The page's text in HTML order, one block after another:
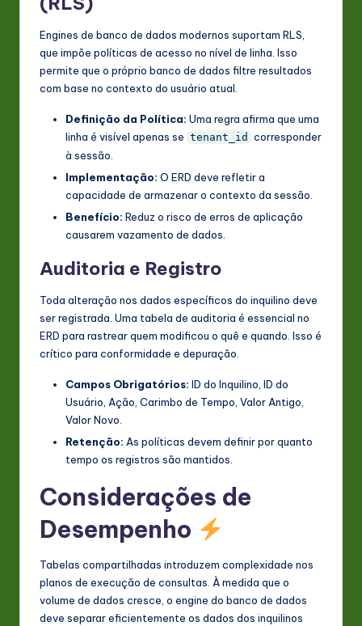
Engines de banco de dados modernos suportam RLS,
que impõe políticas de acesso no nível de linha. Isso
permite que o próprio banco de dados filtre resultados
com base no contexto do usuário atual.
Definição da Política: Uma regra afirma que uma
linha é visível apenas se tenant_id corresponder
à sessão.
Implementação: O ERD deve refletir a
capacidade de armazenar o contexto da sessão.
Benefício: Reduz o risco de erros de aplicação
causarem vazamento de dados.
Auditoria e Registro
Toda alteração nos dados específicos do inquilino deve
ser registrada. Uma tabela de auditoria é essencial no
ERD para rastrear quem modificou o quê e quando. Isso é
crítico para conformidade e depuração.
Campos Obrigatórios: ID do Inquilino, ID do
Usuário, Ação, Carimbo de Tempo, Valor Antigo,
Valor Novo.
Retenção: As políticas devem definir por quanto
tempo os registros são mantidos.
Considerações de
Desempenho
Tabelas compartilhadas introduzem complexidade nos
planos de execução de consultas. À medida que o
volume de dados cresce, o engine do banco de dados
deve separar eficientemente os dados dos inquilinos